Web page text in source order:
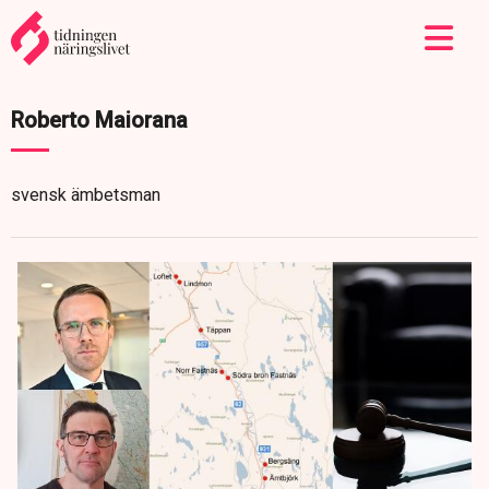
Roberto Maiorana
svensk ämbetsman